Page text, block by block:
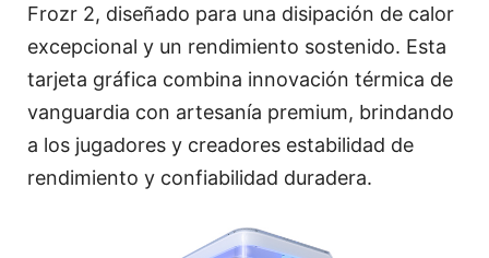
Frozr 2, diseñado para una disipación de calor
excepcional y un rendimiento sostenido. Esta
tarjeta gráfica combina innovación térmica de
vanguardia con artesanía premium, brindando
a los jugadores y creadores estabilidad de
rendimiento y confiabilidad duradera.